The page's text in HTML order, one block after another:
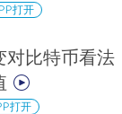
打开
对比特币看法
打开